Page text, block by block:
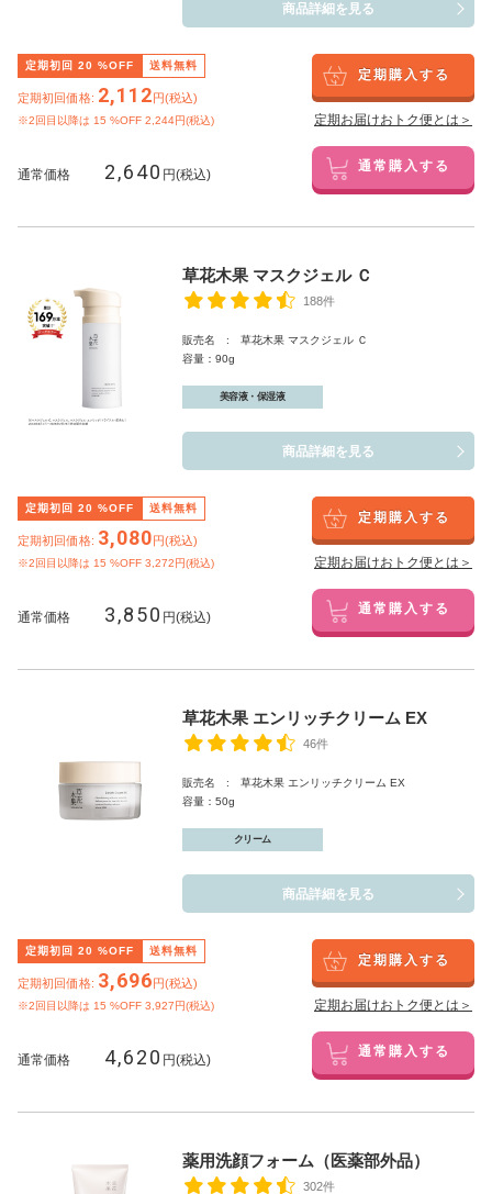
商品詳細を見る
定期初回 20 %OFF 送料無料
定期初回価格: 2,112円(税込)
※2回目以降は 15 %OFF 2,244円(税込)
定期購入する
定期お届けおトク便とは＞
通常価格 2,640 円(税込) 通常購入する
草花木果 マスクジェル Ｃ
188件
販売名 : 草花木果 マスクジェル Ｃ
容量：90g
美容液・保湿液
商品詳細を見る
定期初回 20 %OFF 送料無料
定期初回価格: 3,080円(税込)
※2回目以降は 15 %OFF 3,272円(税込)
定期購入する
定期お届けおトク便とは＞
通常価格 3,850 円(税込) 通常購入する
草花木果 エンリッチクリーム EX
46件
販売名 : 草花木果 エンリッチクリーム EX
容量：50g
クリーム
商品詳細を見る
定期初回 20 %OFF 送料無料
定期初回価格: 3,696円(税込)
※2回目以降は 15 %OFF 3,927円(税込)
定期購入する
定期お届けおトク便とは＞
通常価格 4,620 円(税込) 通常購入する
薬用洗顔フォーム（医薬部外品）
302件